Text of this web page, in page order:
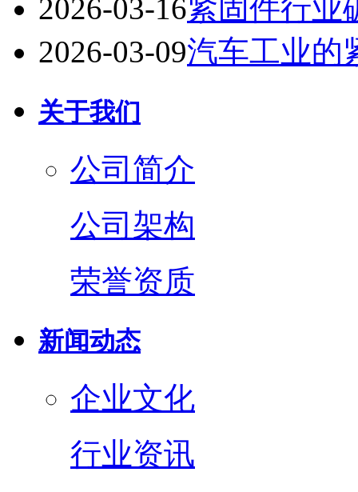
2026-03-16紧固件行
2026-03-09汽车工业的
关于我们
公司简介
公司架构
荣誉资质
新闻动态
企业文化
行业资讯